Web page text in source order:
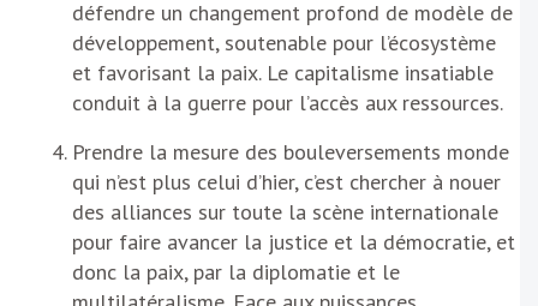
défendre un changement profond de modèle de
développement, soutenable pour l’écosystème
et favorisant la paix. Le capitalisme insatiable
conduit à la guerre pour l’accès aux ressources.
Prendre la mesure des bouleversements monde
qui n’est plus celui d’hier, c’est chercher à nouer
des alliances sur toute la scène internationale
pour faire avancer la justice et la démocratie, et
donc la paix, par la diplomatie et le